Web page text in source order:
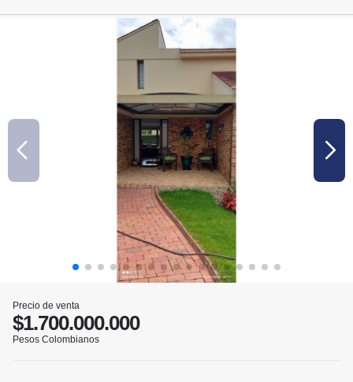
Precio de venta
$1.700.000.000
Pesos Colombianos